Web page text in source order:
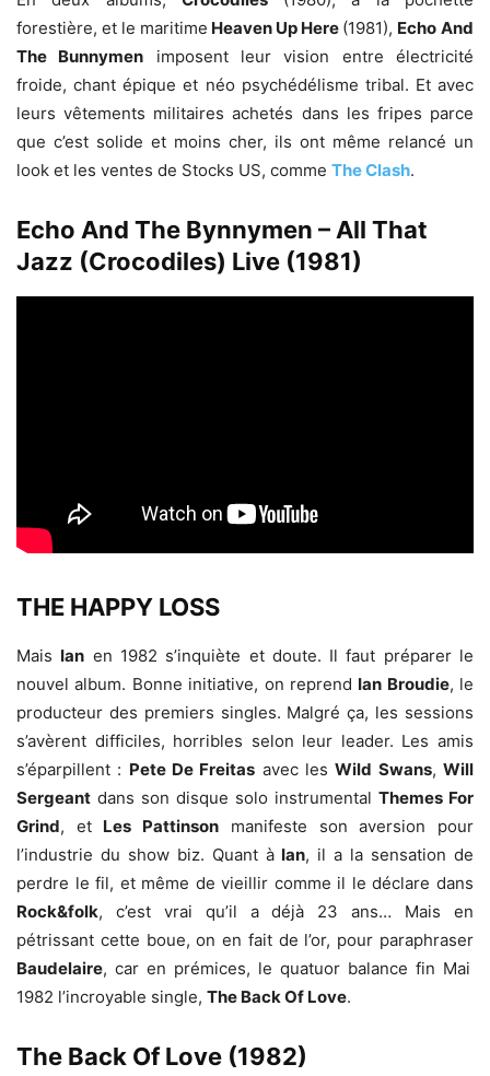
forestière, et le maritime Heaven Up Here (1981), Echo And
The Bunnymen imposent leur vision entre électricité
froide, chant épique et néo psychédélisme tribal. Et avec
leurs vêtements militaires achetés dans les fripes parce
que c’est solide et moins cher, ils ont même relancé un
look et les ventes de Stocks US, comme The Clash.
Echo And The Bynnymen – All That
Jazz (Crocodiles) Live (1981)
THE HAPPY LOSS
Mais Ian en 1982 s’inquiète et doute. Il faut préparer le
nouvel album. Bonne initiative, on reprend Ian Broudie, le
producteur des premiers singles. Malgré ça, les sessions
s’avèrent difficiles, horribles selon leur leader. Les amis
s’éparpillent : Pete De Freitas avec lesWild Swans,Will
Sergeant dans son disque solo instrumental Themes For
Grind, et Les Pattinson manifeste son aversion pour
l’industrie du show biz. Quant à Ian, il a la sensation de
perdre le fil, et même de vieillir comme il le déclare dans
Rock&folk, c’est vrai qu’il a déjà 23 ans… Mais en
pétrissant cette boue, on en fait de l’or, pour paraphraser
Baudelaire, car en prémices, le quatuor balance fin Mai
1982 l’incroyable single, The Back Of Love.
The Back Of Love (1982)